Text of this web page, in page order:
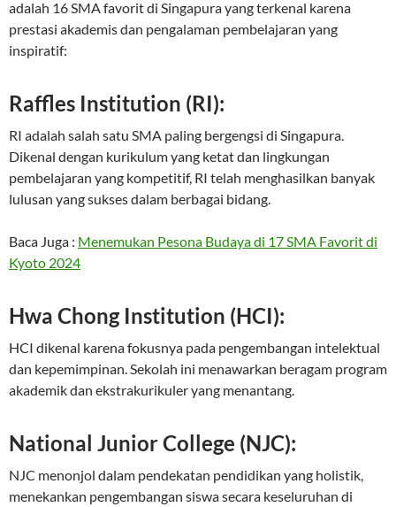
adalah 16 SMA favorit di Singapura yang terkenal karena
prestasi akademis dan pengalaman pembelajaran yang
inspiratif:
Raffles Institution (RI):
RI adalah salah satu SMA paling bergengsi di Singapura.
Dikenal dengan kurikulum yang ketat dan lingkungan
pembelajaran yang kompetitif, RI telah menghasilkan banyak
lulusan yang sukses dalam berbagai bidang.
Baca Juga : Menemukan Pesona Budaya di 17 SMA Favorit di
Kyoto 2024
Hwa Chong Institution (HCI):
HCI dikenal karena fokusnya pada pengembangan intelektual
dan kepemimpinan. Sekolah ini menawarkan beragam program
akademik dan ekstrakurikuler yang menantang.
National Junior College (NJC):
NJC menonjol dalam pendekatan pendidikan yang holistik,
menekankan pengembangan siswa secara keseluruhan di